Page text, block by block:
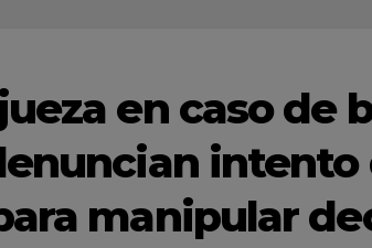
en caso de
intento
manipular